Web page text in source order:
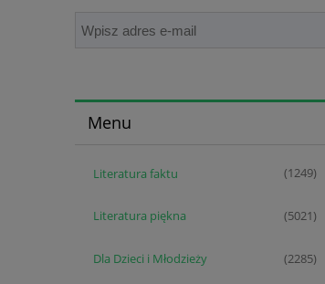
Menu
Literatura faktu (1249)
Literatura piękna (5021)
Dla Dzieci i Młodzieży (2285)